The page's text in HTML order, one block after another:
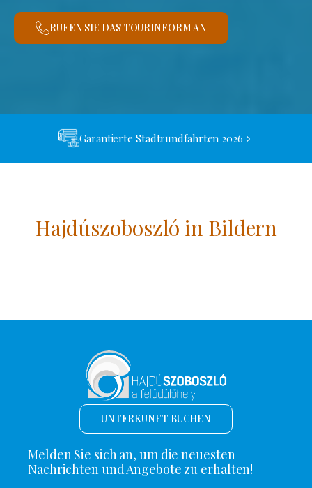
RUFEN SIE DAS TOURINFORM AN
Garantierte Stadtrundfahrten 2026
Hajdúszoboszló in Bildern
UNTERKUNFT BUCHEN
Melden Sie sich an, um die neuesten
Nachrichten und Angebote zu erhalten!